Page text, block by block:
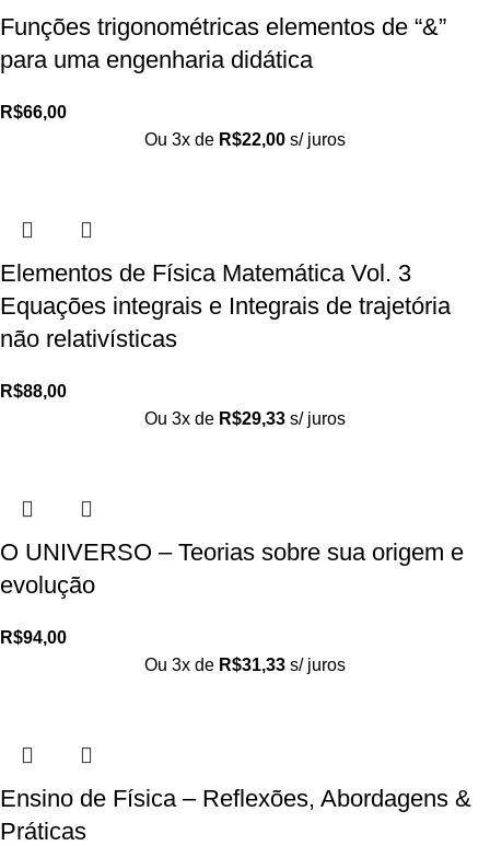
Funções trigonométricas elementos de “&”
para uma engenharia didática
R$66,00
Ou 3x de R$22,00 s/ juros
Elementos de Física Matemática Vol. 3
Equações integrais e Integrais de trajetória
não relativísticas
R$88,00
Ou 3x de R$29,33 s/ juros
O UNIVERSO – Teorias sobre sua origem e
evolução
R$94,00
Ou 3x de R$31,33 s/ juros
Ensino de Física – Reflexões, Abordagens &
Práticas